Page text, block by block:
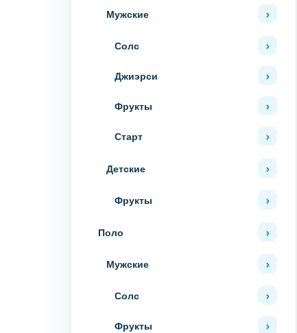
Мужские
Солс
Джиэрси
Фрукты
Старт
Детские
Фрукты
Поло
Мужские
Солс
Фрукты